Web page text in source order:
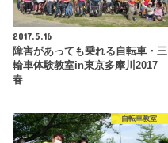
2017.5.16
障害があっても乗れる自転車・三
輪車体験教室in東京多摩川2017
春
自転車教室